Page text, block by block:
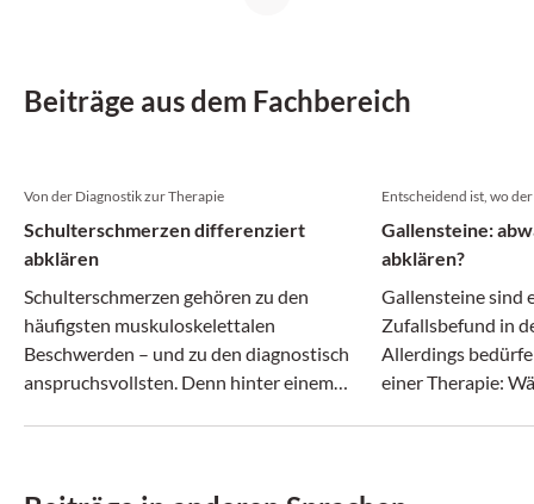
Beiträge aus dem Fachbereich
Von der Diagnostik zur Therapie
Schulterschmerzen differenziert
abklären
Schulterschmerzen gehören zu den
häufigsten muskuloskelettalen
Beschwerden – und zu den diagnostisch
anspruchsvollsten. Denn hinter einem
Entscheidend ist, wo
Gallensteine:
abklären?
Gallensteine sind
Zufallsbefund in
Allerdings
einer Therapie: